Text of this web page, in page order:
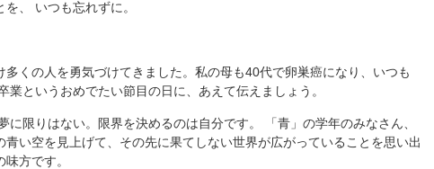
、 いつも忘れずに。
くの人を勇気づけてきました。私の母も40代で卵巣癌になり、いつも
というおめでたい節目の日に、あえて伝えましょう。
に限りはない。限界を決めるのは自分です。 「青」の学年のみなさん、
い空を見上げて、その先に果てしない世界が広がっていることを思い出
方です。